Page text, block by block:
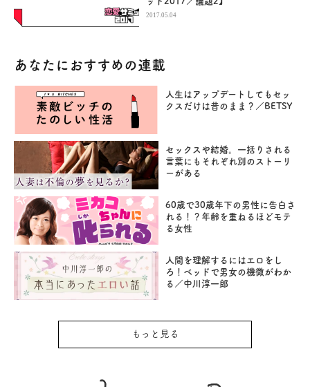
2017.05.04
あなたにおすすめの連載
人生はアップデートしてもセッ
クスだけは昔のまま？／BETSY
セックスや結婚。一括りされる
言葉にもそれぞれ別のストーリ
ーがある
60歳で30歳年下の男性に告白さ
れる！？年齢を重ねるほどモテ
る女性
人間を理解するにはエロをし
ろ！ベッドで男女の機微がわか
る／中川淳一郎
もっと見る